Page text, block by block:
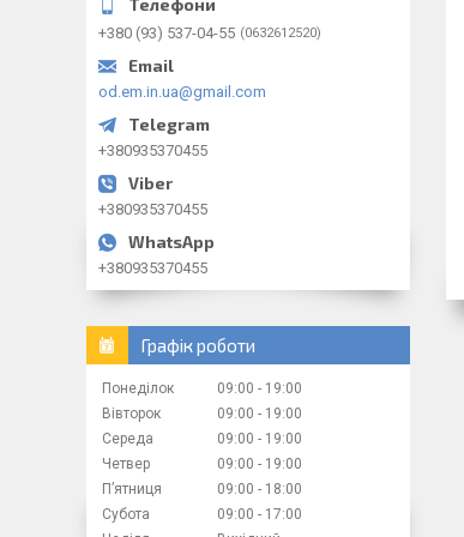
+380 (93) 537-04-55 0632612520
od.em.in.ua@gmail.com
+380935370455
+380935370455
+380935370455
Графік роботи
Понеділок 09:00
19:00
Вівторок
09:00
19:00
Середа
09:00
19:00
Четвер
09:00
19:00
Пʼятниця
09:00
18:00
Субота
09:00
17:00